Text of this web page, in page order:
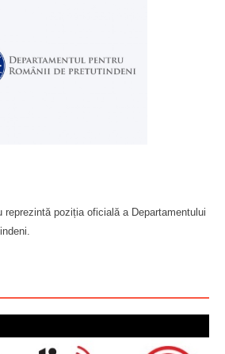
poziția oficială a Departamentului